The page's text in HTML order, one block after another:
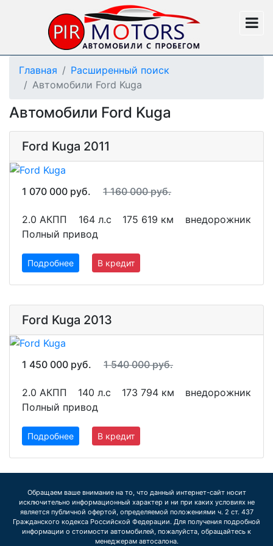
Главная
Расширенный поиск
Автомобили Ford Kuga
Автомобили Ford Kuga
Ford Kuga 2011
1 070 000 руб. 1 160 000 руб.
2.0 АКПП 164 л.с 175 619 км
внедорожник
Полный привод
Подробнее В кредит
Ford Kuga 2013
1 450 000 руб. 1 540 000 руб.
2.0 АКПП 140 л.с 173 794 км
внедорожник
Полный привод
Подробнее В кредит
Обращаем ваше внимание на то, что данный интернет-сайт носит
исключительно информационный характер и ни при каких условиях не
является публичной офертой, определяемой положениями ч. 2 ст. 437
Гражданского кодекса Российской Федерации. Для получения подробной
информации о стоимости автомобилей, пожалуйста, обращайтесь к
менеджерам автосалона.